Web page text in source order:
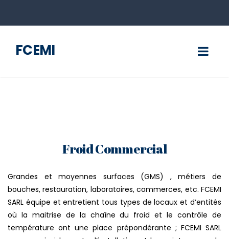
FCEMI
Froid Commercial
Grandes et moyennes surfaces (GMS) , métiers de
bouches, restauration, laboratoires, commerces, etc. FCEMI
SARL équipe et entretient tous types de locaux et d’entités
où la maitrise de la chaîne du froid et le contrôle de
température ont une place prépondérante ; FCEMI SARL